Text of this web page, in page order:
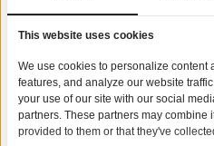
This website uses cookies
We use cookies to personalize content
features, and analyze our website
your use of our site with our social
partners. These partners may combine
provided to them or that they've